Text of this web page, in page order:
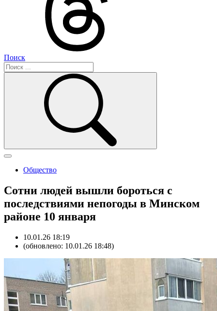
Поиск
Общество
Сотни людей вышли бороться с
последствиями непогоды в Минском
районе 10 января
10.01.26 18:19
(обновлено: 10.01.26 18:48)